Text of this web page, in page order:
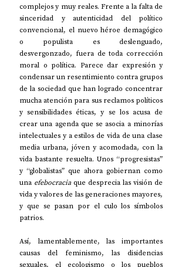
complejos y muy reales. Frente a la falta de
sinceridad y autenticidad del político
convencional, el nuevo héroe demagógico
o populista es deslenguado,
desvergonzado, fuera de toda corrección
moral o política. Parece dar expresión y
condensar un resentimiento contra grupos
de la sociedad que han logrado concentrar
mucha atención para sus reclamos políticos
y sensibilidades éticas, y se los acusa de
crear una agenda que se asocia a minorías
intelectuales y a estilos de vida de una clase
media urbana, jóven y acomodada, con la
vida bastante resuelta. Unos “progresistas”
y “globalistas” que ahora gobiernan como
una efebocracia que desprecia las visión de
vida y valores de las generaciones mayores,
y que se pasan por el culo los símbolos
patrios.
Así, lamentablemente, las importantes
causas del feminismo, las disidencias
sexuales, el ecologismo o los pueblos